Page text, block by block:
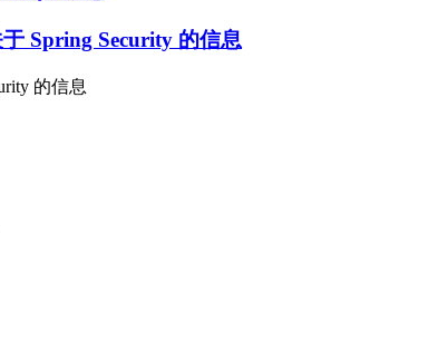
Spring Security 的信息
的信息